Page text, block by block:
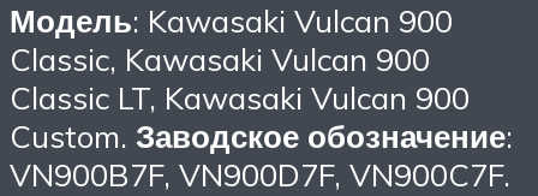
Модель: Kawasaki Vulcan 900
Classic, Kawasaki Vulcan 900
Classic LT, Kawasaki Vulcan 900
Custom. Заводское обозначение:
VN900B7F, VN900D7F, VN900C7F.